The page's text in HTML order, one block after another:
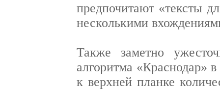
предпочитают «тексты
несколькими
Также заметно
алгоритма «Краснодар»
к верхней планке